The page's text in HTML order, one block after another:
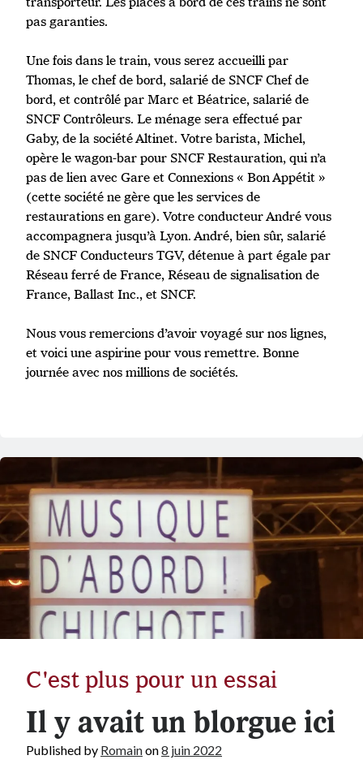
pas garanties.
Une fois dans le train, vous serez accueilli par
Thomas, le chef de bord, salarié de SNCF Chef de
bord, et contrôlé par Marc et Béatrice, salarié de
SNCF Contrôleurs. Le ménage sera effectué par
Gaby, de la société Altinet. Votre barista, Michel,
opère le wagon-bar pour SNCF Restauration, qui n’a
pas de lien avec Gare et Connexions « Bon Appétit »
(cette société ne gère que les services de
restaurations en gare). Votre conducteur André vous
accompagnera jusqu’à Lyon. André, bien sûr, salarié
de SNCF Conducteurs TGV, détenue à part égale par
Réseau ferré de France, Réseau de signalisation de
France, Ballast Inc., et SNCF.
Nous vous remercions d’avoir voyagé sur nos lignes,
et voici une aspirine pour vous remettre. Bonne
journée avec nos millions de sociétés.
C'est plus pour un essai
Il y avait un blorgue ici
Published by Romainon8 juin 2022